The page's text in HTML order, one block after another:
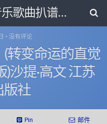
【万紫千红】音乐歌曲扒谱打带和电子书影视剧资源网
• 没有评论
转变命运的直觉
沙提·高文 江苏
版社
Pin 邮件